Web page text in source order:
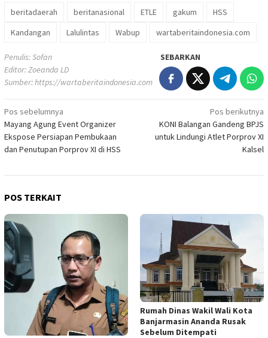
beritadaerah beritanasional ETLE gakum
HSS
Kandangan
Lalulintas Wabup wartaberitaindonesia.com
Penulis: Sofan
Editor: Zoeanda LD
Sumber:https://wartaberitaindonesia.com
SEBARKAN
Navigasi
pos
Pos sebelumnya
Mayang Agung Event Organizer
Ekspose Persiapan Pembukaan
dan Penutupan Porprov XI di HSS
Pos berikutnya
KONI Balangan Gandeng BPJS
untuk Lindungi Atlet Porprov XI
Kalsel
POS TERKAIT
Rumah Dinas Wakil Wali Kota
Banjarmasin Ananda Rusak
Sebelum Ditempati